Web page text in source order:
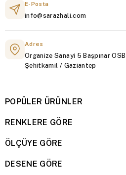
E-Posta
info@sarazhali.com
Adres
Organize Sanayi 5 Başpınar
Şehitkamil / Gaziantep
POPÜLER ÜRÜNLER
RENKLERE GÖRE
ÖLÇÜYE GÖRE
DESENE GÖRE